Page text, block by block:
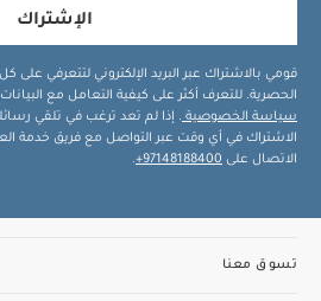
الإشتراك
قومي بالاشتراك عبر البريد الإلكتروني لتتعرفي على
الحصرية. للتعرف أكثر على كيفية التعامل مع
سياسة الخصوصية . إذا لم تعد ترغب في تلقي
الاشتراك في أي وقت عبر التواصل مع فريق خدمة
الاتصال على 97148188400+
.
تسوق معنا